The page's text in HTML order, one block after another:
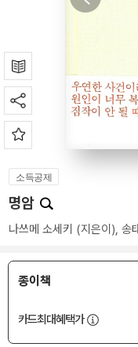
소득공제
명암
나쓰메 소세키 (지은이), 송
종이책
카드최대혜택가